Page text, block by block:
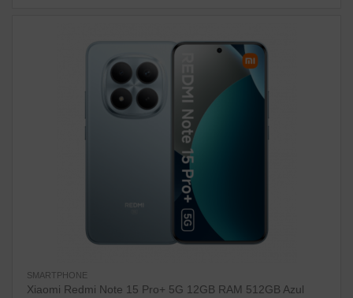
SMARTPHONE
Xiaomi Redmi Note 15 Pro+ 5G 12GB RAM 512GB Azul